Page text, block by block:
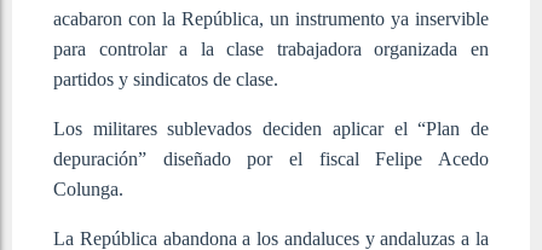
acabaron con la República, un instrumento ya inservible
para controlar a la clase trabajadora organizada en
partidos y sindicatos de clase.
Los militares sublevados deciden aplicar el “Plan de
depuración” diseñado por el fiscal Felipe Acedo
Colunga.
La República abandona a los andaluces y andaluzas a la